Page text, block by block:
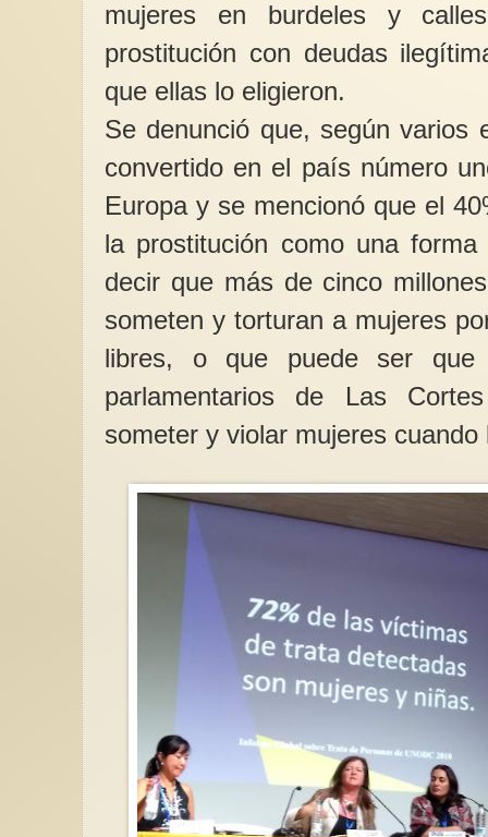
mujeres en burdeles y
prostitución con deudas
que ellas lo eligieron.
Se denunció que, según varios
convertido en el país número
Europa y se mencionó que el
la prostitución como una
decir que más de cinco
someten y torturan a mujeres
libres, o que puede ser
parlamentarios de Las
someter y violar mujeres